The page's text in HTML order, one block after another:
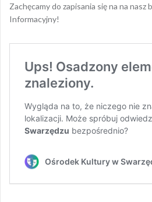
Zachęcamy do zapisania się na na nasz
Informacyjny!